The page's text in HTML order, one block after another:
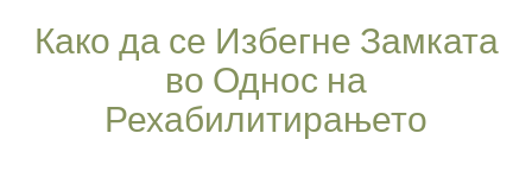
Како да се Избегне Замката
во Однос на
Рехабилитирањето